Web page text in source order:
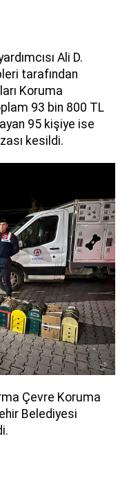
Ali D.
tarafından
Koruma
93 bin 800 TL
95 kişiye ise
kesildi.
Çevre Koruma
Belediyesi